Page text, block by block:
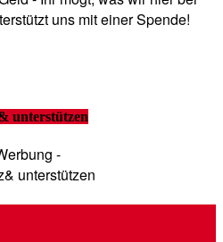
uns mit einer Spende!
unterstützen
-